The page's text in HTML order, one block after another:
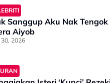
Sanggup Aku Nak
Aiyob
30, 2026